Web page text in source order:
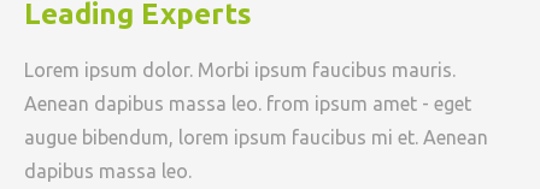
Leading Experts
Lorem ipsum dolor. Morbi ipsum faucibus mauris.
Aenean dapibus massa leo. from ipsum amet - eget
augue bibendum, lorem ipsum faucibus mi et. Aenean
dapibus massa leo.